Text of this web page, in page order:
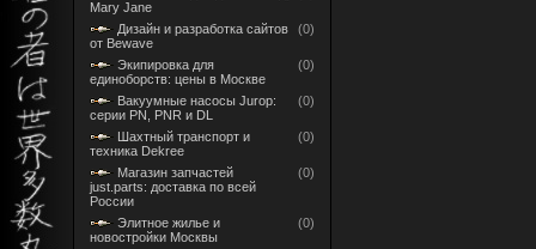
Mary Jane
Дизайн и разработка сайтов
от Bewave
(0)
Экипировка для
единоборств: цены в Москве
(0)
Вакуумные насосы Jurop:
серии PN, PNR и DL
(0)
Шахтный транспорт и
техника Dekree
(0)
Магазин запчастей
just.parts: доставка по всей
России
(0)
Элитное жилье и
новостройки Москвы
(0)